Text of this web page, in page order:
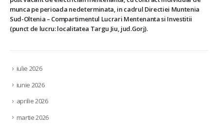
munca pe perioada nedeterminata, in cadrul Directiei Muntenia
Sud-Oltenia – Compartimentul Lucrari Mentenanta si Investitii
(punct de lucru: localitatea Targu Jiu, jud.Gorj).
iulie 2026
iunie 2026
aprilie 2026
martie 2026